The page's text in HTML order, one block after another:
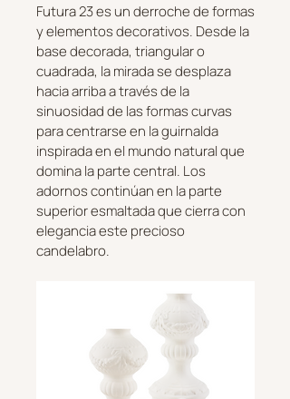
Futura 23 es un derroche de formas
y elementos decorativos. Desde la
base decorada, triangular o
cuadrada, la mirada se desplaza
hacia arriba a través de la
sinuosidad de las formas curvas
para centrarse en la guirnalda
inspirada en el mundo natural que
domina la parte central. Los
adornos continúan en la parte
superior esmaltada que cierra con
elegancia este precioso
candelabro.